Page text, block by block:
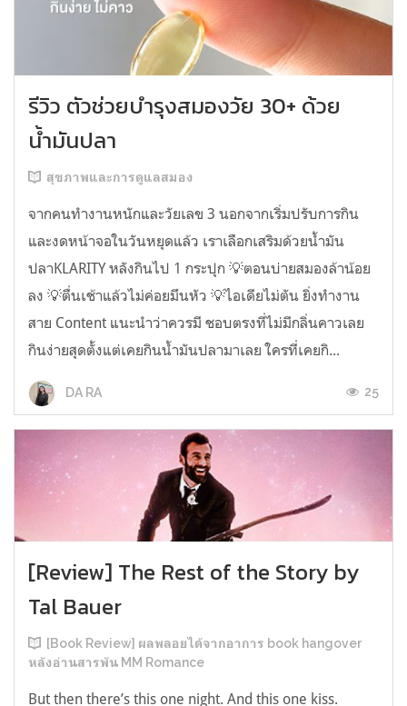
รีวิว ตัวช่วยบำรุงสมองวัย 30+ ด้วย
น้ำมันปลา
สุขภาพและการดูแลสมอง
จากคนทำงานหนักและวัยเลข 3 นอกจากเริ่มปรับการกิน
และงดหน้าจอในวันหยุดแล้ว เราเลือกเสริมด้วยน้ำมัน
ปลาKLARITY หลังกินไป 1 กระปุก 💡ตอนบ่ายสมองล้าน้อย
ลง 💡ตื่นเช้าแล้วไม่ค่อยมึนหัว 💡ไอเดียไม่ตัน ยิ่งทำงาน
สาย Content แนะนำว่าควรมี ชอบตรงที่ไม่มีกลิ่นคาวเลย
กินง่ายสุดตั้งแต่เคยกินน้ำมันปลามาเลย ใครที่เคยกิ...
DA RA 25
[Review] The Rest of the Story by
Tal Bauer
[Book Review] ผลพลอยได้จากอาการ book hangover
หลังอ่านสารพัน MM Romance
But then there’s this one night. And this one kiss.